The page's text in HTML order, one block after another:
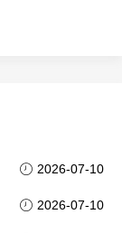
2026-07-10
2026-07-10